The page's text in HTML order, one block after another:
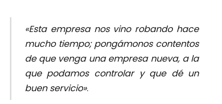
«Esta empresa nos vino robando hace
mucho tiempo; pongámonos contentos
de que venga una empresa nueva, a la
que podamos controlar y que dé un
buen servicio».